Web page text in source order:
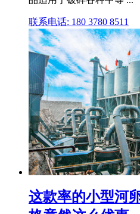
联系电话: 180 3780 8511
这款率的小型河